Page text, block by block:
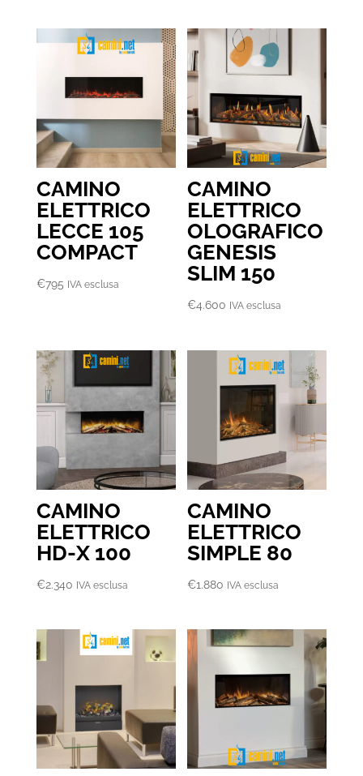
CAMINO
ELETTRICO
LECCE 105
COMPACT
€795 IVA esclusa
CAMINO
ELETTRICO
OLOGRAFICO
GENESIS
SLIM 150
€4.600 IVA esclusa
CAMINO
ELETTRICO
HD-X 100
€2.340 IVA esclusa
CAMINO
ELETTRICO
SIMPLE 80
€1.880 IVA esclusa